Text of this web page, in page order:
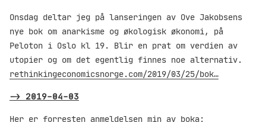
Onsdag deltar jeg på lanseringen av Ove Jakobsens
nye bok om anarkisme og økologisk økonomi, på
Peloton i Oslo kl 19. Blir en prat om verdien av
utopier og om det egentlig finnes noe alternativ.
rethinkingeconomicsnorge.com/2019/03/25/bok…
-> 2019-04-03
Her er forresten anmeldelsen min av boka: